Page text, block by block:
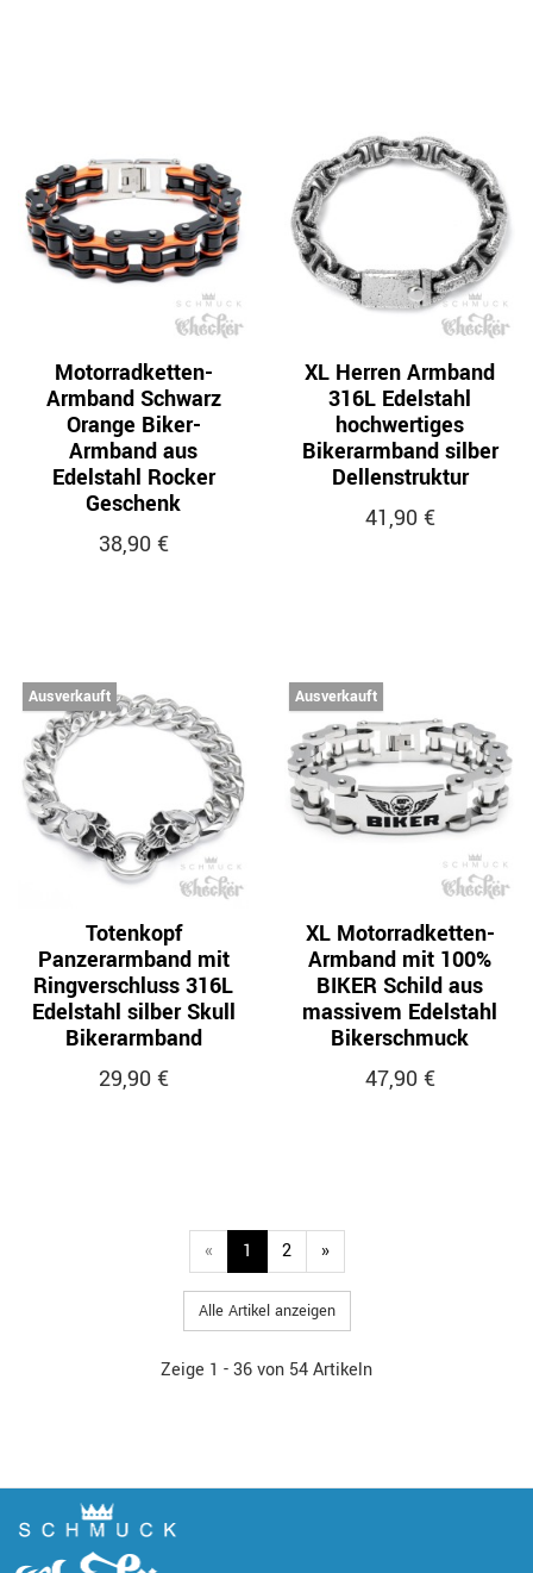
Motorradketten-
Armband Schwarz
Orange Biker-
Armband aus
Edelstahl Rocker
Geschenk
38,90 €
XL Herren Armband
316L Edelstahl
hochwertiges
Bikerarmband silber
Dellenstruktur
41,90 €
Ausverkauft
Totenkopf
Panzerarmband mit
Ringverschluss 316L
Edelstahl silber Skull
Bikerarmband
29,90 €
Ausverkauft
XL Motorradketten-
Armband mit 100%
BIKER Schild aus
massivem Edelstahl
Bikerschmuck
47,90 €
« 1 2 »
Alle Artikel anzeigen
Zeige 1 - 36 von 54 Artikeln